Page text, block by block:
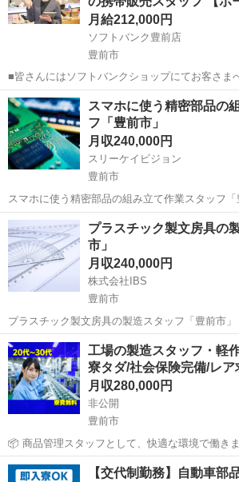
月給212,000円
ソフトバンク豊前店
豊前市
■皆さんにはソフトバンクショップにてお客さま
客や販売、 各種受付を行っていただきます。（
通りです） ・新規契約や機種変更など各種受付 ・操作案内 ・店舗デ
ィスプレイやPOPの作成 ・...
福岡 豊前市 その他
スマホに使う精密部品の
フ「豊前市」
月収240,000円
スリーケイビジョン
豊前市
スマホに使う精密部品の組み立て作業スタッフ「豊前市」
スマートフォンに使用される精密部品（センサ
ル、コネクタなど）の組み立て作業スタッフと
て、接続、検査、梱包作業を担当...
福岡 豊前市 未経験
プラスチック製文房具の
市」
月収240,000円
株式会社IBS
豊前市
プラスチック製文房具の製造スタッフ「豊前市」 ■仕事内容 プラスチ
ック製文房具の製造スタッフとして、定規、ペ
ードなどのプラスチック製文房具を製造する業
料の加工から成形、仕上げ、...
福岡 豊前市 その他 未経験
工場の製造スタッフ・軽
寮タダ/社会保険完備/レ
月収280,000円
非公開
豊前市
📦 商品管理スタッフとして、快適な環境で働きませんか
備の清潔な職場で、アパレル商品の整理・管理
具体的には、商品の仕分け作業から始まり、専
福岡 豊前市 工場 社会保険
【交代制勤務】自動車部